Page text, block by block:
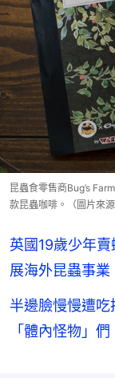
昆蟲食零售商Bug’s
款昆蟲咖啡。（圖片來源
英國19歲少年
展海外昆蟲事業
半邊臉慢慢遭
「體內怪物」們